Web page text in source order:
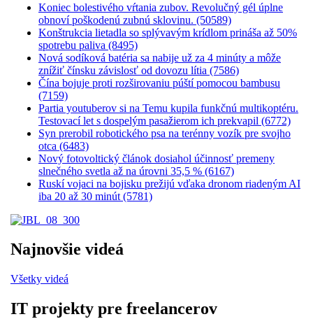
Koniec bolestivého vŕtania zubov. Revolučný gél úplne
obnoví poškodenú zubnú sklovinu. (50589)
Konštrukcia lietadla so splývavým krídlom prináša až 50%
spotrebu paliva (8495)
Nová sodíková batéria sa nabije už za 4 minúty a môže
znížiť čínsku závislosť od dovozu lítia (7586)
Čína bojuje proti rozširovaniu púští pomocou bambusu
(7159)
Partia youtuberov si na Temu kupila funkčnú multikoptéru.
Testovací let s dospelým pasažierom ich prekvapil (6772)
Syn prerobil robotického psa na terénny vozík pre svojho
otca (6483)
Nový fotovoltický článok dosiahol účinnosť premeny
slnečného svetla až na úrovni 35,5 % (6167)
Ruskí vojaci na bojisku prežijú vďaka dronom riadeným AI
iba 20 až 30 minút (5781)
Najnovšie videá
Všetky videá
IT projekty pre freelancerov